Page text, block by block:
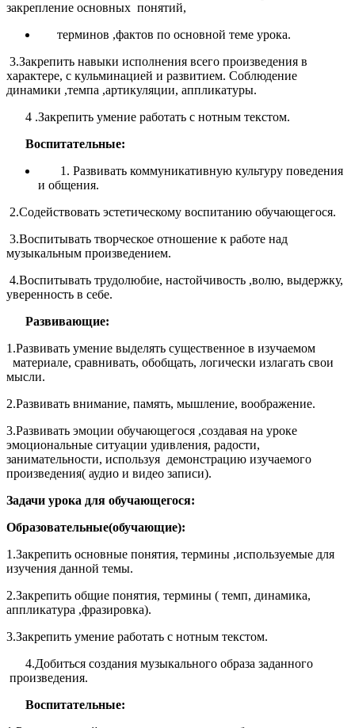
закрепление основных понятий,
терминов ,фактов по основной теме урока.
3.Закрепить навыки исполнения всего произведения в
характере, с кульминацией и развитием. Соблюдение
динамики ,темпа ,артикуляции, аппликатуры.
4 .Закрепить умение работать с нотным текстом.
Воспитательные:
1. Развивать коммуникативную культуру поведения
и общения.
2.Содействовать эстетическому воспитанию обучающегося.
3.Воспитывать творческое отношение к работе над
музыкальным произведением.
4.Воспитывать трудолюбие, настойчивость ,волю, выдержку,
уверенность в себе.
Развивающие:
1.Развивать умение выделять существенное в изучаемом
материале, сравнивать, обобщать, логически излагать свои
мысли.
2.Развивать внимание, память, мышление, воображение.
3.Развивать эмоции обучающегося ,создавая на уроке
эмоциональные ситуации удивления, радости,
занимательности, используя демонстрацию изучаемого
произведения( аудио и видео записи).
Задачи урока для обучающегося:
Образовательные(обучающие):
1.Закрепить основные понятия, термины ,используемые для
изучения данной темы.
2.Закрепить общие понятия, термины ( темп, динамика,
аппликатура ,фразировка).
3.Закрепить умение работать с нотным текстом.
4.Добиться создания музыкального образа заданного
произведения.
Воспитательные: